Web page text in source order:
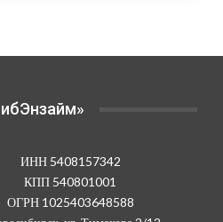
ИНН 5408157342
КПП 540801001
ОГРН 1025403648588